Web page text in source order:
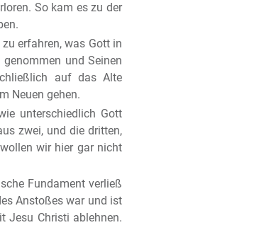
So kam es zu der
erfahren, was Gott in
und Seinen
auf das Alte
Neuen gehen.
unterschiedlich Gott
zwei, und die dritten,
wir hier gar nicht
Fundament verließ
Anstoßes war und ist
Jesu Christi ablehnen.